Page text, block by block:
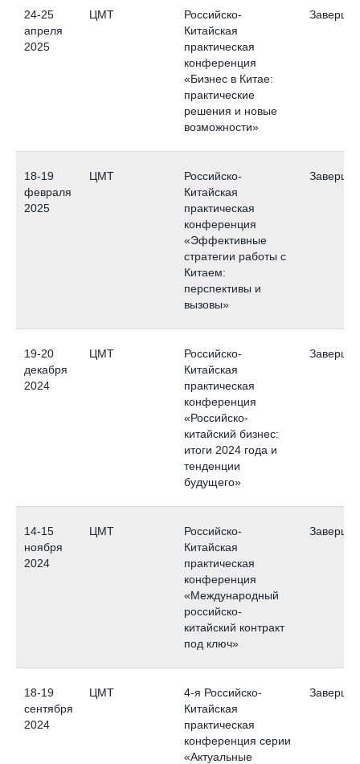
24-25
апреля
2025
ЦМТ
Российско-
Китайская
практическая
конференция
«Бизнес в Китае:
практические
решения и новые
возможности»
18-19
февраля
2025
ЦМТ
Российско-
Китайская
практическая
конференция
«Эффективные
стратегии работы с
Китаем:
перспективы и
вызовы»
19-20
декабря
2024
ЦМТ
Российско-
Китайская
практическая
конференция
«Российско-
китайский бизнес:
итоги 2024 года и
тенденции
будущего»
14-15
ноября
2024
ЦМТ
Российско-
Китайская
практическая
конференция
«Международный
российско-
китайский контракт
под ключ»
18-19
сентября
2024
ЦМТ
4-я Российско-
Китайская
практическая
конференция серии
«Актуальные